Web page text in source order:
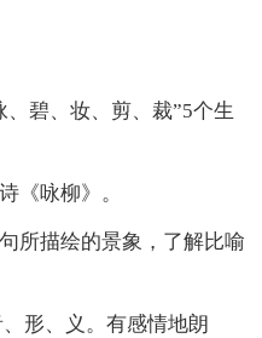
碧、妆、剪、裁”5个生
《咏柳》。
所描绘的景象，了解比喻
形、义。有感情地朗